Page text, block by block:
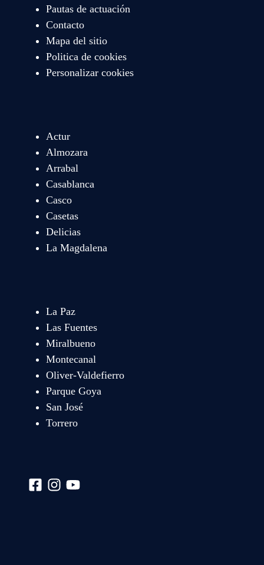
Pautas de actuación
Contacto
Mapa del sitio
Politica de cookies
Personalizar cookies
Actur
Almozara
Arrabal
Casablanca
Casco
Casetas
Delicias
La Magdalena
La Paz
Las Fuentes
Miralbueno
Montecanal
Oliver-Valdefierro
Parque Goya
San José
Torrero